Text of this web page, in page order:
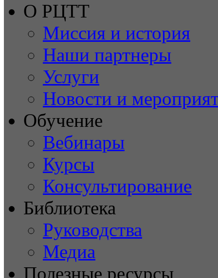
О РЦТТ
Миссия и история
Наши партнеры
Услуги
Новости и
Обучение
Вебинары
Курсы
Консультирование
Библиотека
Руководства
Медиа
Полезные ресурсы